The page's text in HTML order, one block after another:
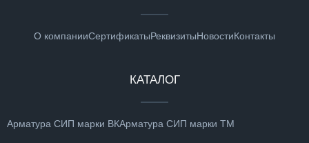
О компанииСертификатыРеквизитыНовостиКонтакты
КАТАЛОГ
Арматура СИП марки ВКАрматура СИП марки ТМ